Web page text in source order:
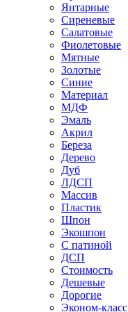
Янтарные
Сиреневые
Салатовые
Фиолетовые
Мятные
Золотые
Синие
Материал
МДФ
Эмаль
Акрил
Береза
Дерево
Дуб
ЛДСП
Массив
Пластик
Шпон
Экошпон
С патиной
ДСП
Стоимость
Дешевые
Дорогие
Эконом-класс